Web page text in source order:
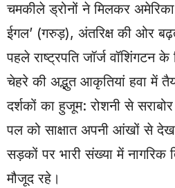
चमकीले ड्रोनों ने मिलकर अमेरिका
ईगल’ (गरुड़), अंतरिक्ष की ओर
पहले राष्ट्रपति जॉर्ज वॉशिंगटन
चेहरे की अद्भुत आकृतियां हवा में
दर्शकों का हुजूम: रोशनी से
पल को साक्षात अपनी आंखों से
सड़कों पर भारी संख्या में नागरिक
मौजूद रहे।